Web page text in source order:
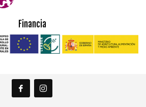
Financia